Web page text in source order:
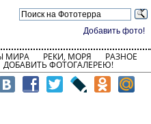
Добавить фото!
МИРА РЕКИ, МОРЯ РАЗНОЕ
ДОБАВИТЬ ФОТОГАЛЕРЕЮ!